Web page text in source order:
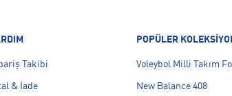
Takibi
& İade
POPÜLER
Voleybol Milli Takım
New Balance 408